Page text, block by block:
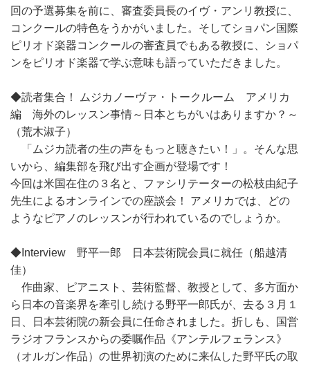
回の予選募集を前に、審査委員長のイヴ・アンリ教授に、
コンクールの特色をうかがいました。そしてショパン国際
ピリオド楽器コンクールの審査員でもある教授に、ショパ
ンをピリオド楽器で学ぶ意味も語っていただきました。
◆読者集合！ ムジカノーヴァ・トークルーム アメリカ
編 海外のレッスン事情～日本とちがいはありますか？～
（荒木淑子）
「ムジカ読者の生の声をもっと聴きたい！」。そんな思
いから、編集部を飛び出す企画が登場です！
今回は米国在住の３名と、ファシリテーターの松枝由紀子
先生によるオンラインでの座談会！ アメリカでは、どの
ようなピアノのレッスンが行われているのでしょうか。
◆Interview 野平一郎 日本芸術院会員に就任（船越清
佳）
作曲家、ピアニスト、芸術監督、教授として、多方面か
ら日本の音楽界を牽引し続ける野平一郎氏が、去る３月１
日、日本芸術院の新会員に任命されました。折しも、国営
ラジオフランスからの委嘱作品《アンテルフェランス》
（オルガン作品）の世界初演のために来仏した野平氏の取